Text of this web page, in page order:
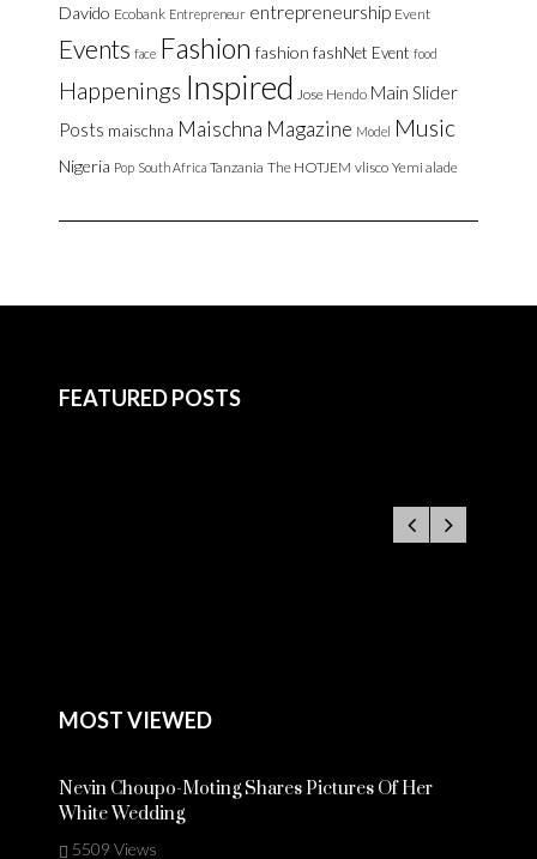
Davido Ecobank Entrepreneur entrepreneurship Event
Events face Fashion fashion fashNet Event food
Happenings Inspired Jose Hendo Main Slider
Posts maischna Maischna Magazine Model Music
Nigeria Pop South Africa Tanzania The HOTJEM vlisco Yemi alade
FEATURED POSTS
MOST VIEWED
Nevin Choupo-Moting Shares Pictures Of Her
White Wedding
5509 Views